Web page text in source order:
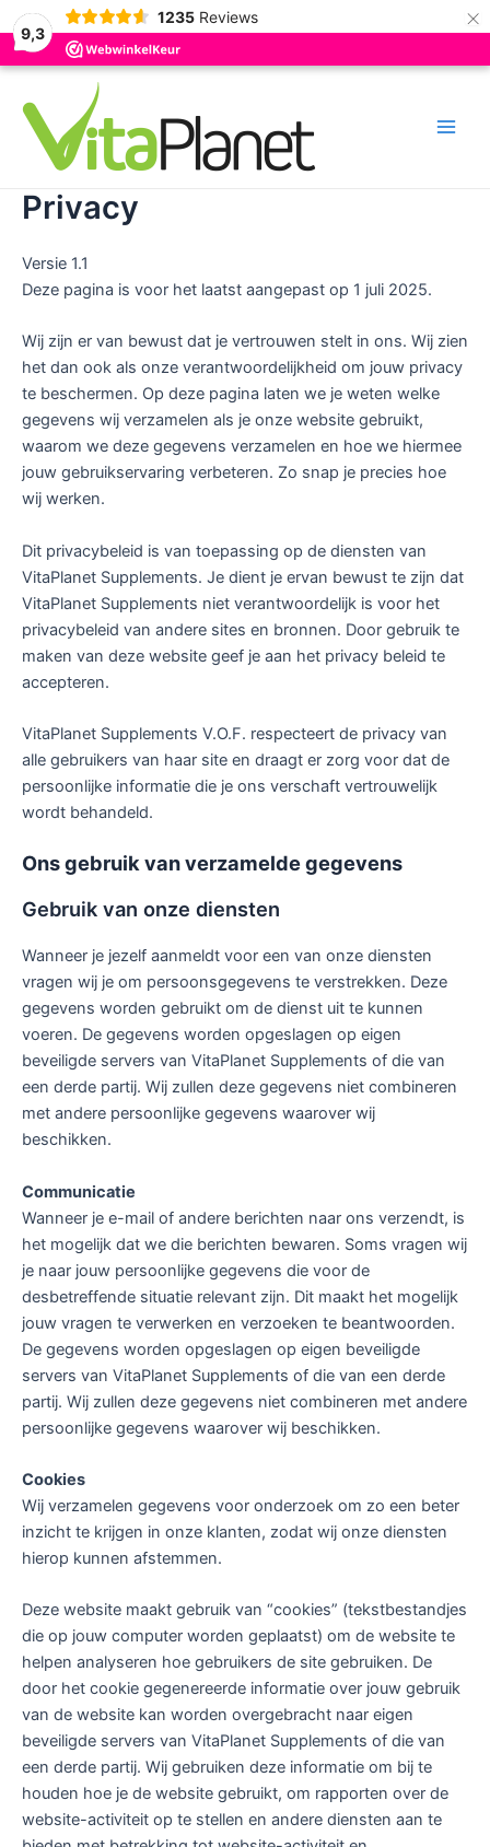
9,3
1235 Reviews ×
Ga
naar
inhoud
Privacy
Versie 1.1
Deze pagina is voor het laatst aangepast op 1 juli 2025.
Wij zijn er van bewust dat je vertrouwen stelt in ons. Wij zien
het dan ook als onze verantwoordelijkheid om jouw privacy
te beschermen. Op deze pagina laten we je weten welke
gegevens wij verzamelen als je onze website gebruikt,
waarom we deze gegevens verzamelen en hoe we hiermee
jouw gebruikservaring verbeteren. Zo snap je precies hoe
wij werken.
Dit privacybeleid is van toepassing op de diensten van
VitaPlanet Supplements. Je dient je ervan bewust te zijn dat
VitaPlanet Supplements niet verantwoordelijk is voor het
privacybeleid van andere sites en bronnen. Door gebruik te
maken van deze website geef je aan het privacy beleid te
accepteren.
VitaPlanet Supplements V.O.F. respecteert de privacy van
alle gebruikers van haar site en draagt er zorg voor dat de
persoonlijke informatie die je ons verschaft vertrouwelijk
wordt behandeld.
Ons gebruik van verzamelde gegevens
Gebruik van onze diensten
Wanneer je jezelf aanmeldt voor een van onze diensten
vragen wij je om persoonsgegevens te verstrekken. Deze
gegevens worden gebruikt om de dienst uit te kunnen
voeren. De gegevens worden opgeslagen op eigen
beveiligde servers van VitaPlanet Supplements of die van
een derde partij. Wij zullen deze gegevens niet combineren
met andere persoonlijke gegevens waarover wij
beschikken.
Communicatie
Wanneer je e-mail of andere berichten naar ons verzendt, is
het mogelijk dat we die berichten bewaren. Soms vragen wij
je naar jouw persoonlijke gegevens die voor de
desbetreffende situatie relevant zijn. Dit maakt het mogelijk
jouw vragen te verwerken en verzoeken te beantwoorden.
De gegevens worden opgeslagen op eigen beveiligde
servers van VitaPlanet Supplements of die van een derde
partij. Wij zullen deze gegevens niet combineren met andere
persoonlijke gegevens waarover wij beschikken.
Cookies
Wij verzamelen gegevens voor onderzoek om zo een beter
inzicht te krijgen in onze klanten, zodat wij onze diensten
hierop kunnen afstemmen.
Deze website maakt gebruik van “cookies” (tekstbestandjes
die op jouw computer worden geplaatst) om de website te
helpen analyseren hoe gebruikers de site gebruiken. De
door het cookie gegenereerde informatie over jouw gebruik
van de website kan worden overgebracht naar eigen
beveiligde servers van VitaPlanet Supplements of die van
een derde partij. Wij gebruiken deze informatie om bij te
houden hoe je de website gebruikt, om rapporten over de
website-activiteit op te stellen en andere diensten aan te